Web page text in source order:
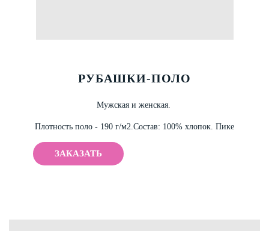
РУБАШКИ-ПОЛО
Мужская и женская.
Плотность поло - 190 г/м2. Состав: 100% хлопок. Пике
ЗАКАЗАТЬ